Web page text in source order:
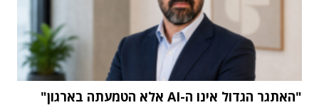
"האתגר הגדול אינו ה-AI אלא הטמעתה בארגון"